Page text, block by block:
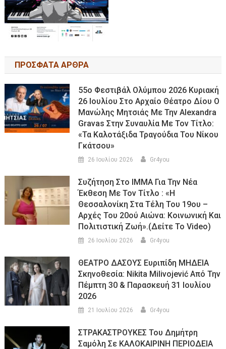
ΠΡΟΣΦΑΤΑ ΑΡΘΡΑ
55ο Φεστιβάλ Ολύμπου 2026 Κυριακή
26 Ιουλίου Στο Αρχαίο Θέατρο Δίου Ο
Μανώλης Μητσιάς Με Την Alexandra
Gravas Στην Συναυλία Με Τον Τίτλο:
«τα Καλοτάξιδα Τραγούδια Του Νίκου
Γκάτσου»
26 Ιουλίου 2026 Gr4you
Συζήτηση Στο ΙΜΜΑ Για Την Νέα
Έκθεση Με Τον Τίτλο : «Η
Θεσσαλονίκη Στα Τέλη Του 19ου –
Αρχές Του 20ού Αιώνα: Κοινωνική Και
Πολιτιστική Ζωή».(Δείτε Το Video)
26 Ιουλίου 2026 Gr4you
ΘΕΑΤΡΟ ΔΑΣΟΥΣ Ευριπίδη ΜΗΔΕΙΑ
Σκηνοθεσία: Nikita Milivojević Από Την
Πέμπτη 30 & Παρασκευή 31 Ιουλίου
2026
21 Ιουλίου 2026 Gr4you
ΣΤΡΑΚΑΣΤΡΟΥΚΕΣ Του Δημήτρη
Σαμόλη Σε ΚΑΛΟΚΑΙΡΙΝΗ ΠΕΡΙΟΔΕΙΑ